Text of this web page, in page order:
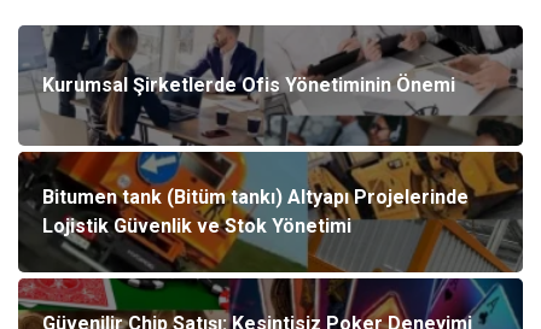
Kurumsal Şirketlerde Ofis Yönetiminin Önemi
Bitumen tank (Bitüm tankı) Altyapı Projelerinde
Lojistik Güvenlik ve Stok Yönetimi
Güvenilir Chip Satışı: Kesintisiz Poker Deneyimi